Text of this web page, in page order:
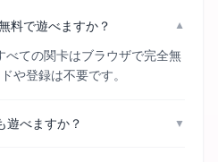
料で遊べますか？ ▼
ての関卡はブラウザで完全無
や登録は不要です。
遊べますか？ ▼